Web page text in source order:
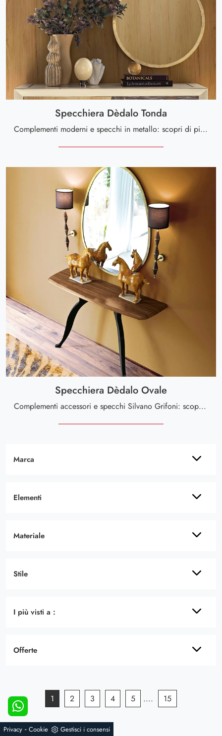
Marca
Elementi
Materiale
Stile
I più visti a :
Offerte
Specchiera Dèdalo Tonda
Complementi moderni e specchi in metallo: scopri di più sul modello Specchiera Dèdalo Tonda di Silvano Grifoni e potrai completare i tuoi interni.
Specchiera Dèdalo Ovale
Complementi accessori e specchi Silvano Grifoni: scopri come arricchire i tuoi interni moderni con il modello Specchiera Dèdalo Ovale.
1 2 3 4 5 .... 15
Privacy - Cookie Gestisci i consensi